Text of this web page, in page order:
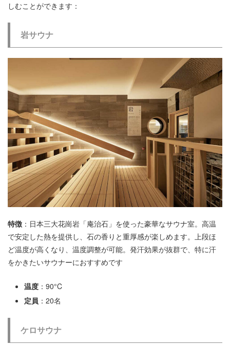
しむことができます：
岩サウナ
特徴 ：日本三大花崗岩「庵治石」を使った豪華なサウナ室。高温
で安定した熱を提供し、石の香りと重厚感が楽しめます。上段ほ
ど温度が高くなり、温度調整が可能。発汗効果が抜群で、特に汗
をかきたいサウナーにおすすめです
温度 ：90°C
定員 ：20名
ケロサウナ